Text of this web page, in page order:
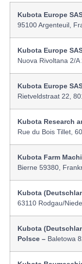
Kubota Europe
95100 Argenteuil,
Kubota Europe
Nuova Rivoltana 2/
Kubota Europe
Rietveldstraat 22,
Kubota Research
Rue du Bois Tillet,
Kubota Farm
Bierne 59380,
Kubota
63110 Rodgau/
Kubota
Polsce – Baletowa